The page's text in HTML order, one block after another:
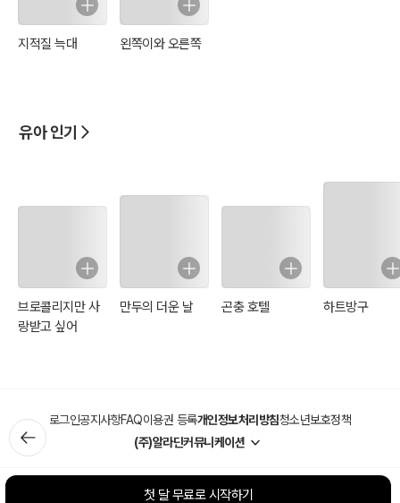
지적질 늑대 왼쪽이와 오른쪽
유아 인기
브로콜리지만 사
랑받고 싶어
만두의 더운 날 곤충 호텔 하트방구
로그인공지사항FAQ이용권 등록개인정보처리방침청소년보호정책
(주)알라딘커뮤니케이션
첫 달 무료로 시작하기